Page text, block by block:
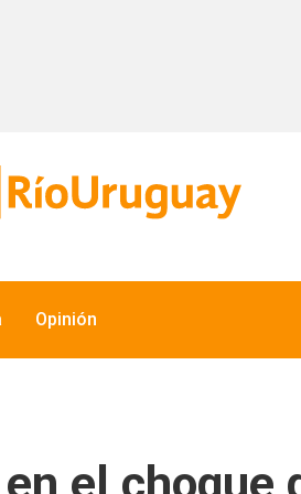
Opinión
el choque